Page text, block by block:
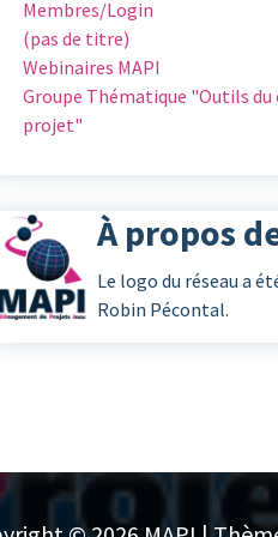
Membres/Login
(pas de titre)
Webinaires MAPI
Groupe Thématique "Outils du
projet"
À propos
Le logo du réseau a
Robin Pécontal.